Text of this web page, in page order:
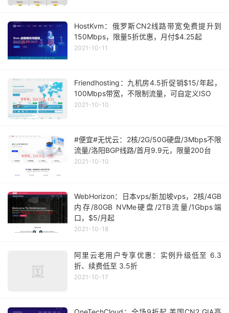
HostKvm：俄罗斯CN2线路带宽免费提升到
150Mbps，限量5折优惠，月付$4.25起
2021-10-11
Friendhosting：九机房4.5折促销$15/年起，
100Mbps带宽，不限制流量，可自定义ISO
2021-10-10
#便宜#无忧云：2核/2G/50G硬盘/3Mbps不限
流量/洛阳BGP线路/首月9.9元，限量200台
2021-10-10
WebHorizon：日本vps/新加坡vps，2核/4GB
内存/80GB NVMe硬盘/2TB流量/1Gbps端
口，$5/月起
2021-10-18
阿里云老用户专享优惠：实例升级低至 6.3
折、续费低至 3.5折
2021-10-17